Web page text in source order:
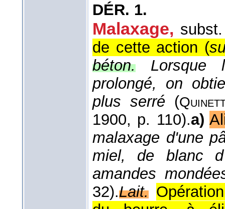
DÉR. 1.
Malaxage,
de cette action (
béton.
Lorsque
prolongé, on
plus serré (
1900, p. 110).a)
malaxage d'une
miel, de blanc
amandes
32).Lait.